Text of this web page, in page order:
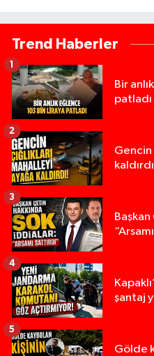
Trend Haberler
Bir
patladı
1
Gencin
kaldırdı
2
3
şantaj
4
Gölde
5